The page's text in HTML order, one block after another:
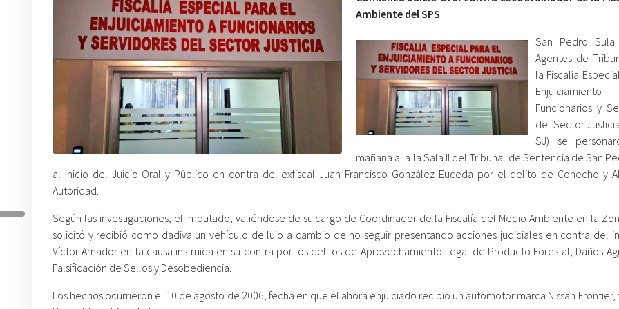
Ambiente del SPS
San Pedro
Agentes de
la Fiscalía
Funcionarios y
del Sector Justicia
SJ) se
mañana al a la Sala II del Tribunal de Sentencia de San
al inicio del Juicio Oral y Público en contra del exfiscal Juan Francisco González Euceda por el delito de Cohecho y
Autoridad.
Según las investigaciones, el imputado, valiéndose de su cargo de Coordinador de la Fiscalía del Medio Ambiente en la
solicitó y recibió como dadiva un vehículo de lujo a cambio de no seguir presentando acciones judiciales en contra del
Víctor Amador en la causa instruida en su contra por los delitos de Aprovechamiento Ilegal de Producto Forestal, Daños
Falsificación de Sellos y Desobediencia.
Los hechos ocurrieron el 10 de agosto de 2006, fecha en que el ahora enjuiciado recibió un automotor marca Nissan Frontier,